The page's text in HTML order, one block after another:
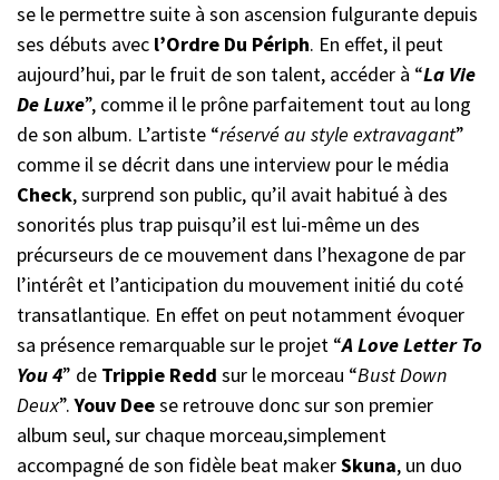
se le permettre suite à son ascension fulgurante depuis
ses débuts avec l’Ordre Du Périph. En effet, il peut
aujourd’hui, par le fruit de son talent, accéder à “La Vie
De Luxe”, comme il le prône parfaitement tout au long
de son album. L’artiste “réservé au style extravagant”
comme il se décrit dans une interview pour le média
Check, surprend son public, qu’il avait habitué à des
sonorités plus trap puisqu’il est lui-même un des
précurseurs de ce mouvement dans l’hexagone de par
l’intérêt et l’anticipation du mouvement initié du coté
transatlantique. En effet on peut notamment évoquer
sa présence remarquable sur le projet “A Love Letter To
You 4” de Trippie Redd sur le morceau “Bust Down
Deux”.Youv Deese retrouve donc sur son premier
album seul, sur chaque morceau,simplement
accompagné de son fidèle beat makerSkuna, un duo